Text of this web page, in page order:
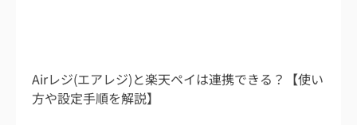
Airレジ(エアレジ)と楽天ペイは連携できる？【使い
方や設定手順を解説】